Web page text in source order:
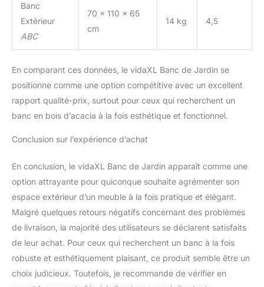
Banc
Extérieur
ABC
70 x 110 x 65
cm
14 kg 4,5
En comparant ces données, le vidaXL Banc de Jardin se
positionne comme une option compétitive avec un excellent
rapport qualité-prix, surtout pour ceux qui recherchent un
banc en bois d’acacia à la fois esthétique et fonctionnel.
Conclusion sur l’expérience d’achat
En conclusion, le vidaXL Banc de Jardin apparaît comme une
option attrayante pour quiconque souhaite agrémenter son
espace extérieur d’un meuble à la fois pratique et élégant.
Malgré quelques retours négatifs concernant des problèmes
de livraison, la majorité des utilisateurs se déclarent satisfaits
de leur achat. Pour ceux qui recherchent un banc à la fois
robuste et esthétiquement plaisant, ce produit semble être un
choix judicieux. Toutefois, je recommande de vérifier en